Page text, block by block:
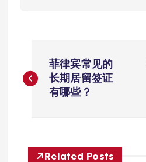
章
航
菲律宾常见的
长期居留签证
有哪些？
Related Posts